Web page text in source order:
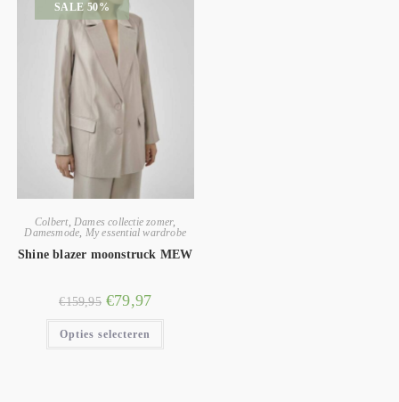
SALE 50%
Colbert, Dames collectie zomer,
Damesmode My essential wardrobe
Shine blazer moonstruck MEW
€159,95 €79,97
Opties selecteren